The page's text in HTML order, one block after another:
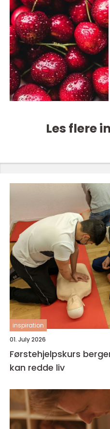
Les flere
inspiration
01. July 2026
Førstehjelpskurs bergen kunnskapen
kan redde liv